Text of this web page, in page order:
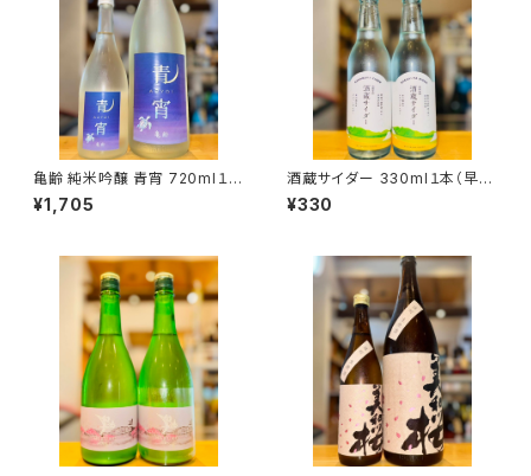
亀齢 純米吟醸 青宵 720ml１本
（亀齢酒造・広島県東広島市西
条本町）
¥1,705
酒蔵サイダー 330ml１本（早川
酒造・三重県三重郡菰野町）
¥330